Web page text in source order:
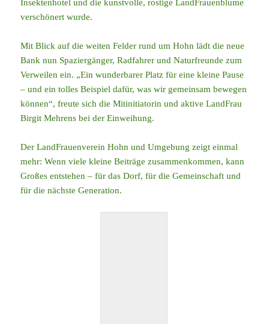
Insektenhotel und die kunstvolle, rostige LandFrauenblume
verschönert wurde.
Mit Blick auf die weiten Felder rund um Hohn lädt die neue
Bank nun Spaziergänger, Radfahrer und Naturfreunde zum
Verweilen ein. „Ein wunderbarer Platz für eine kleine Pause
– und ein tolles Beispiel dafür, was wir gemeinsam bewegen
können“, freute sich die Mitinitiatorin und aktive LandFrau
Birgit Mehrens bei der Einweihung.
Der LandFrauenverein Hohn und Umgebung zeigt einmal
mehr: Wenn viele kleine Beiträge zusammenkommen, kann
Großes entstehen – für das Dorf, für die Gemeinschaft und
für die nächste Generation.